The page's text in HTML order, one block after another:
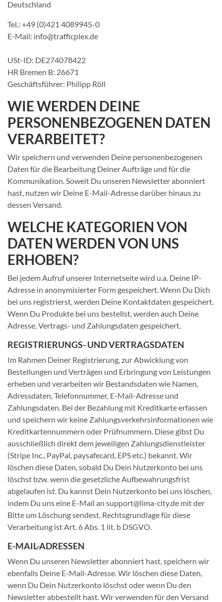
Deutschland
Tel.: +49 (0)421 4089945-0
E-Mail: info@trafficplex.de
USt-ID: DE274078422
HR Bremen B: 26671
Geschäftsführer: Philipp Röll
WIE WERDEN DEINE
PERSONENBEZOGENEN DATEN
VERARBEITET?
Wir speichern und verwenden Deine personenbezogenen
Daten für die Bearbeitung Deiner Aufträge und für die
Kommunikation. Soweit Du unseren Newsletter abonniert
hast, nutzen wir Deine E-Mail-Adresse darüber hinaus zu
dessen Versand.
WELCHE KATEGORIEN VON
DATEN WERDEN VON UNS
ERHOBEN?
Bei jedem Aufruf unserer Internetseite wird u.a. Deine IP-
Adresse in anonymisierter Form gespeichert. Wenn Du Dich
bei uns registrierst, werden Deine Kontaktdaten gespeichert.
Wenn Du Produkte bei uns bestellst, werden auch Deine
Adresse, Vertrags- und Zahlungsdaten gespeichert.
REGISTRIERUNGS- UND VERTRAGSDATEN
Im Rahmen Deiner Registrierung, zur Abwicklung von
Bestellungen und Verträgen und Erbringung von Leistungen
erheben und verarbeiten wir Bestandsdaten wie Namen,
Adressdaten, Telefonnummer, E-Mail-Adresse und
Zahlungsdaten. Bei der Bezahlung mit Kreditkarte erfassen
und speichern wir keine Zahlungsverkehrsinformationen wie
Kreditkartennummern oder Prüfnummern. Diese gibst Du
ausschließlich direkt dem jeweiligen Zahlungsdienstleister
(Stripe Inc., PayPal, paysafecard, EPS etc.) bekannt. Wir
löschen diese Daten, sobald Du Dein Nutzerkonto bei uns
löschst bzw. wenn die gesetzliche Aufbewahrungsfrist
abgelaufen ist. Du kannst Dein Nutzerkonto bei uns löschen,
indem Du uns eine E-Mail an support@lima-city.de mit der
Bitte um Löschung sendest. Rechtsgrundlage für diese
Verarbeitung ist Art. 6 Abs. 1 lit. b DSGVO.
E-MAIL-ADRESSEN
Wenn Du unseren Newsletter abonniert hast, speichern wir
ebenfalls Deine E-Mail-Adresse. Wir löschen diese Daten,
wenn Du Dein Nutzerkonto löschst oder wenn Du den
Newsletter abbestellt hast. Wir verwenden für den Versand